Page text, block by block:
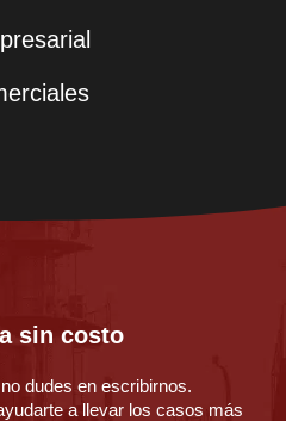
sin costo
dudes en escribirnos.
a llevar los casos más